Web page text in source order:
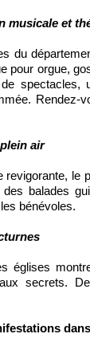
musicale et
du
pour orgue,
spectacles,
Rendez-
air
revigorante, le
des balades
bénévoles.
églises
secrets.